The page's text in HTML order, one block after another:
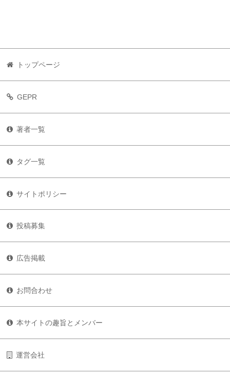
トップページ
GEPR
著者一覧
タグ一覧
サイトポリシー
投稿募集
広告掲載
お問合わせ
本サイトの趣旨とメンバー
運営会社